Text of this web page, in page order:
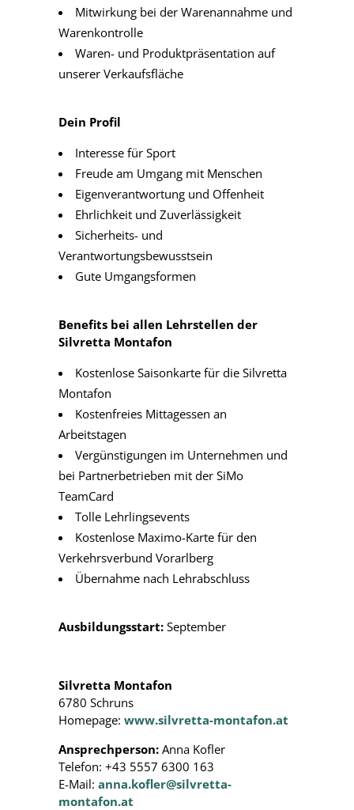
Mitwirkung bei der Warenannahme und
Warenkontrolle
Waren- und Produktpräsentation auf
unserer Verkaufsfläche
Dein Profil
Interesse für Sport
Freude am Umgang mit Menschen
Eigenverantwortung und Offenheit
Ehrlichkeit und Zuverlässigkeit
Sicherheits- und
Verantwortungsbewusstsein
Gute Umgangsformen
Benefits bei allen Lehrstellen der
Silvretta Montafon
Kostenlose Saisonkarte für die Silvretta
Montafon
Kostenfreies Mittagessen an
Arbeitstagen
Vergünstigungen im Unternehmen und
bei Partnerbetrieben mit der SiMo
TeamCard
Tolle Lehrlingsevents
Kostenlose Maximo-Karte für den
Verkehrsverbund Vorarlberg
Übernahme nach Lehrabschluss
Ausbildungsstart: September
Silvretta Montafon
6780 Schruns
Homepage: www.silvretta-montafon.at
Ansprechperson: Anna Kofler
Telefon: +43 5557 6300 163
E-Mail: anna.kofler@silvretta-
montafon.at